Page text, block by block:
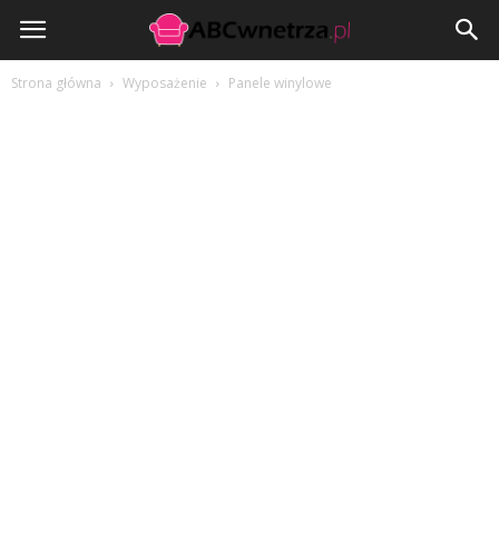
ABCwnetrza.pl
Strona główna Wyposażenie Panele winylowe